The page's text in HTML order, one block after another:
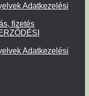
Adatkezelési
fizetés
Adatkezelési